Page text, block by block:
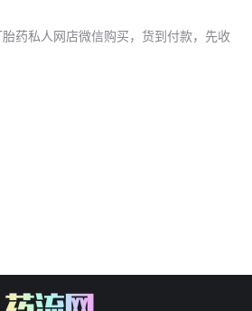
药私人网店微信购买，货到付款，先收